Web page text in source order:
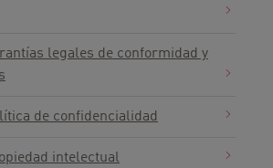
legales de conformidad y
de confidencialidad
intelectual